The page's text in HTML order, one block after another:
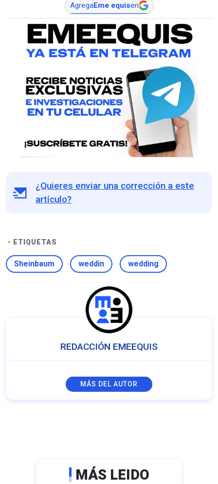
AgregaEme equisen
¿Quieres enviar una corrección a este
artículo?
- ETIQUETAS
Sheinbaum weddin wedding
REDACCIÓN EMEEQUIS
MÁS DEL AUTOR
MÁS LEIDO